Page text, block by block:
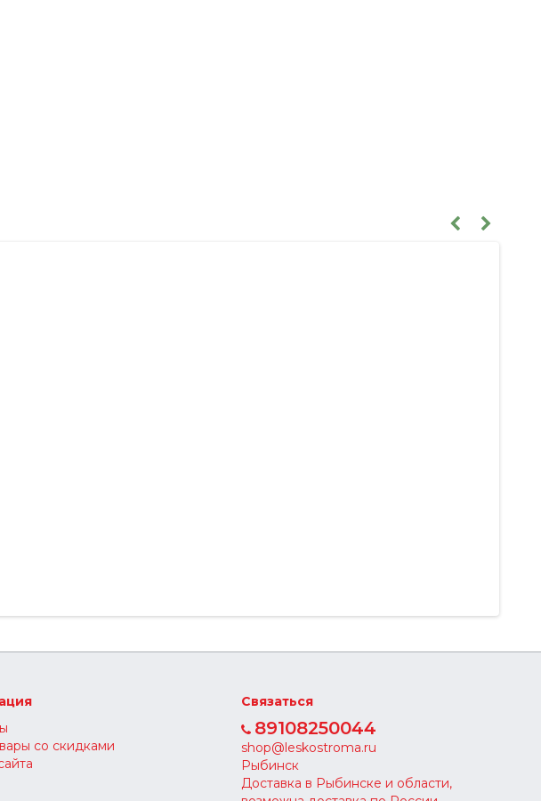
со скидками
Связаться
89108250044
shop@leskostroma.ru
Рыбинск
Доставка в Рыбинске и области,